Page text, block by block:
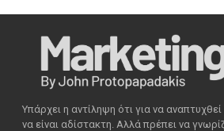
Υπάρχει η αντίληψη ότι για να αναπτυχθεί
να είναι αδίστακτη. Αλλά πρέπει να